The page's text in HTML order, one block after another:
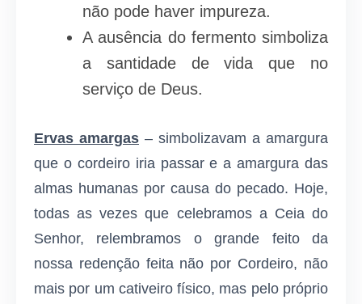
não pode haver impureza.
A ausência do fermento simboliza
a santidade de vida que no
serviço de Deus.
Ervas amargas – simbolizavam a amargura
que o cordeiro iria passar e a amargura das
almas humanas por causa do pecado. Hoje,
todas as vezes que celebramos a Ceia do
Senhor, relembramos o grande feito da
nossa redenção feita não por Cordeiro, não
mais por um cativeiro físico, mas pelo próprio